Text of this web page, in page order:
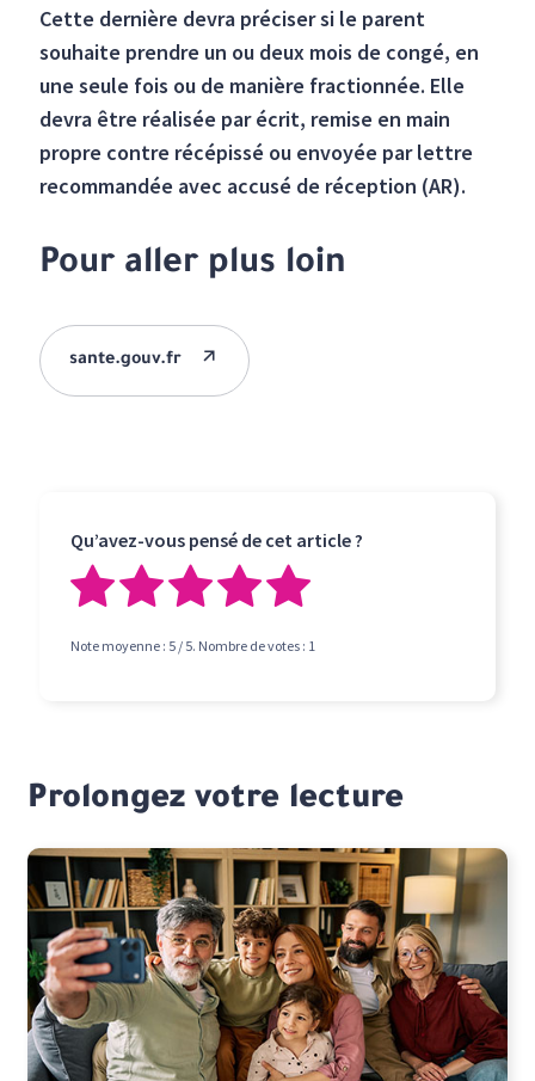
Cette dernière devra préciser si le parent
souhaite prendre un ou deux mois de congé, en
une seule fois ou de manière fractionnée. Elle
devra être réalisée par écrit, remise en main
propre contre récépissé ou envoyée par lettre
recommandée avec accusé de réception (AR).
Pour aller plus loin
sante.gouv.fr
Qu’avez-vous pensé de cet article ?
Note moyenne : 5 / 5. Nombre de votes : 1
Prolongez votre lecture